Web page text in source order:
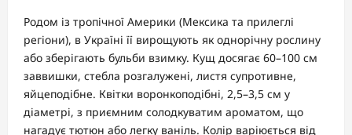
Родом із тропічної Америки (Мексика та прилеглі
регіони), в Україні її вирощують як однорічну рослину
або зберігають бульби взимку. Кущ досягає 60–100 см
заввишки, стебла розгалужені, листя супротивне,
яйцеподібне. Квітки воронкоподібні, 2,5–3,5 см у
діаметрі, з приємним солодкуватим ароматом, що
нагадує тютюн або легку ваніль. Колір варіюється від